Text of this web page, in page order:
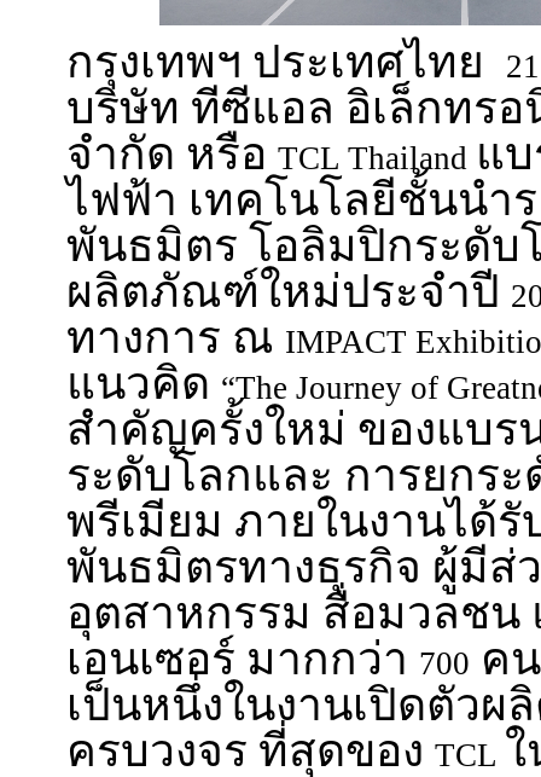
กรุงเทพฯ ประเทศไทย 21
บริษัท ทีซีแอล อิเล็กทร
จำกัด หรือ TCL Thailand แบ
ไฟฟ้า เทคโนโลยีชั้นนำ
พันธมิตร โอลิมปิกระดับ
ผลิตภัณฑ์ใหม่ประจำปี
ทางการ ณ IMPACT
แนวคิด “The Journey of
สำคัญครั้งใหม่ ของแบร
ระดับโลกและ การยกร
พรีเมียม ภายในงานได้รั
พันธมิตรทางธุรกิจ ผู้มีส่
อุตสาหกรรม สื่อมวลชน
เอนเซอร์ มากกว่า 700 ค
เป็นหนึ่งในงานเปิดตัว
ครบวงจร ที่สุดของ TCL